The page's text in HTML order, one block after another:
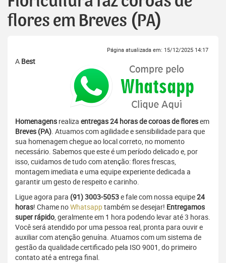
flores em Breves (PA)
Página atualizada em: 15/12/2025 14:17
A Best
Homenagens realiza entregas 24 horas de coroas de floresem
Breves (PA). Atuamos com agilidade e sensibilidade para que
sua homenagem chegue ao local correto, no momento
necessário. Sabemos que este é um período delicado e, por
isso, cuidamos de tudo com atenção: flores frescas,
montagem imediata e uma equipe experiente dedicada a
garantir um gesto de respeito e carinho.
Ligue agora para (91) 3003-5053e fale com nossa equipe24
horas! Chame noWhatsapptambém se desejar! Entregamos
super rápido, geralmente em 1 hora podendo levar até 3 horas.
Você será atendido por uma pessoa real, pronta para ouvir e
auxiliar com atenção genuína. Atuamos com um sistema de
gestão da qualidade certificado pela ISO 9001, do primeiro
contato até a entrega final.